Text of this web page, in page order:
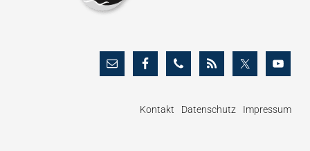
Kontakt Datenschutz Impressum